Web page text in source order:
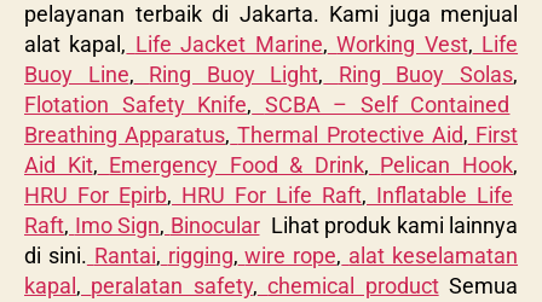
pelayanan terbaik di Jakarta. Kami juga menjual
alat kapal, Life Jacket Marine, Working Vest, Life
Buoy Line, Ring Buoy Light, Ring Buoy Solas,
Flotation Safety Knife, SCBA – Self Contained
Breathing Apparatus, Thermal Protective Aid, First
Aid Kit, Emergency Food & Drink, Pelican Hook,
HRU For Epirb, HRU For Life Raft, Inflatable Life
Raft, Imo Sign, BinocularLihat produk kami lainnya
di sini. Rantai, rigging, wire rope, alat keselamatan
kapal , peralatan safety, chemical productSemua